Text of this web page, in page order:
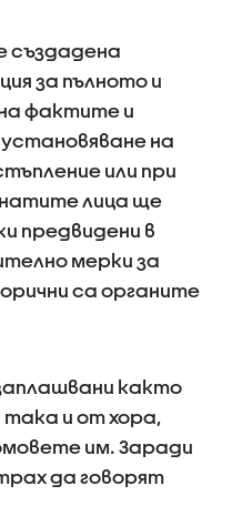
създадена
за пълното и
фактите и
на
или при
лица ще
предвидени в
мерки за
са органите
както
и от хора,
им. Заради
да говорят